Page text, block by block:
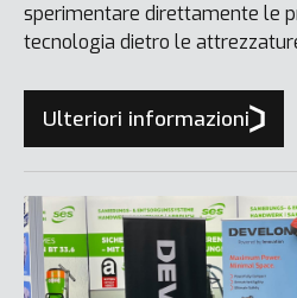
sperimentare direttamente le
tecnologia dietro le
Ulteriori informazioni